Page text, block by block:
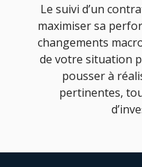
Le suivi d’un
maximiser sa
changements
de votre situation
pousser à
pertinentes,